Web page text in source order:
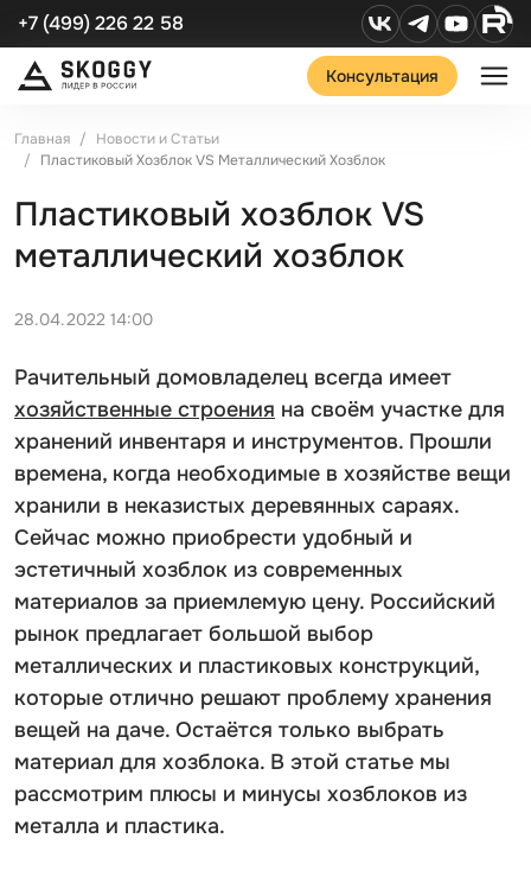
+7 (499) 226 22 58
Консультация
Главная
Новости и Статьи
Пластиковый Хозблок VS Металлический Хозблок
Пластиковый хозблок VS
металлический хозблок
28.04.2022 14:00
Рачительный домовладелец всегда имеет
хозяйственные строения на своём участке для
хранений инвентаря и инструментов. Прошли
времена, когда необходимые в хозяйстве вещи
хранили в неказистых деревянных сараях.
Сейчас можно приобрести удобный и
эстетичный хозблок из современных
материалов за приемлемую цену. Российский
рынок предлагает большой выбор
металлических и пластиковых конструкций,
которые отлично решают проблему хранения
вещей на даче. Остаётся только выбрать
материал для хозблока. В этой статье мы
рассмотрим плюсы и минусы хозблоков из
металла и пластика.